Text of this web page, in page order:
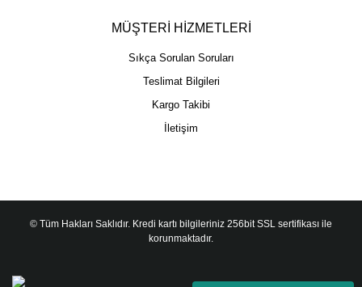
MÜŞTERİ HİZMETLERİ
Sıkça Sorulan Soruları
Teslimat Bilgileri
Kargo Takibi
İletişim
© Tüm Hakları Saklıdır. Kredi kartı bilgileriniz 256bit SSL sertifikası ile
korunmaktadır.